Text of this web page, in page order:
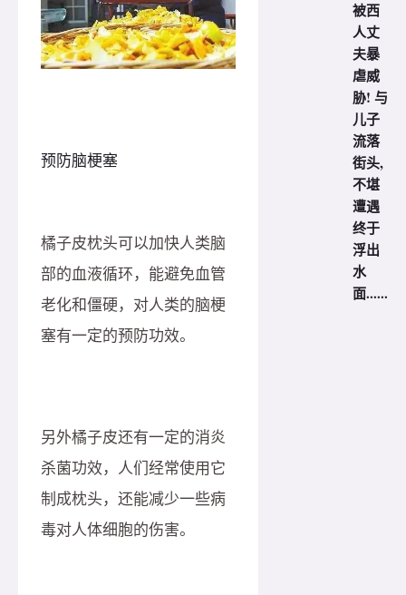
预防脑梗塞
橘子皮枕头可以加快人类脑
部的血液循环，能避免血管
老化和僵硬，对人类的脑梗
塞有一定的预防功效。
另外橘子皮还有一定的消炎
杀菌功效，人们经常使用它
制成枕头，还能减少一些病
毒对人体细胞的伤害。
被西
人丈
夫暴
虐威
胁! 与
儿子
流落
街头,
不堪
遭遇
终于
浮出
水
面......